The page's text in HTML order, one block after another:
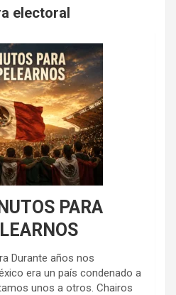
electoral
PARA
Durante años nos
era un país condenado a
unos a otros. Chairos